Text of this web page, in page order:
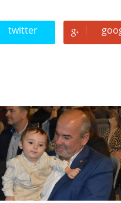
twitter